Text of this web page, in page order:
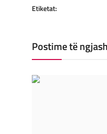
Etiketat:
Postime të